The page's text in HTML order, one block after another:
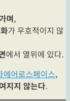
며,
가 우호적이지 않
에서 열위에 있다.
에어로스페이스,
지지 않는다.